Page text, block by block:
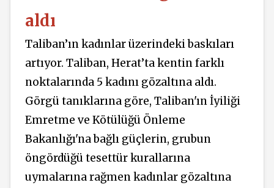
aldı
Taliban’ın kadınlar üzerindeki baskıları
artıyor. Taliban, Herat’ta kentin farklı
noktalarında 5 kadını gözaltına aldı.
Görgü tanıklarına göre, Taliban'ın İyiliği
Emretme ve Kötülüğü Önleme
Bakanlığı'na bağlı güçlerin, grubun
öngördüğü tesettür kurallarına
uymalarına rağmen kadınlar gözaltına